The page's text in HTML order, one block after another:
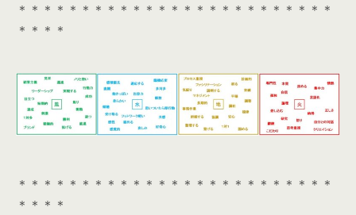
＊＊＊＊＊＊＊＊＊＊＊＊＊＊＊＊＊＊＊＊＊＊＊＊＊
＊＊＊＊
＊＊＊＊＊＊＊＊＊＊＊＊＊＊＊＊＊＊＊＊＊＊＊＊＊
＊＊＊＊